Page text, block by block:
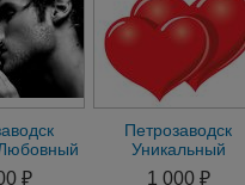
на
₽
Петрозаводск
Уникальный
Приворот на
1 000 ₽